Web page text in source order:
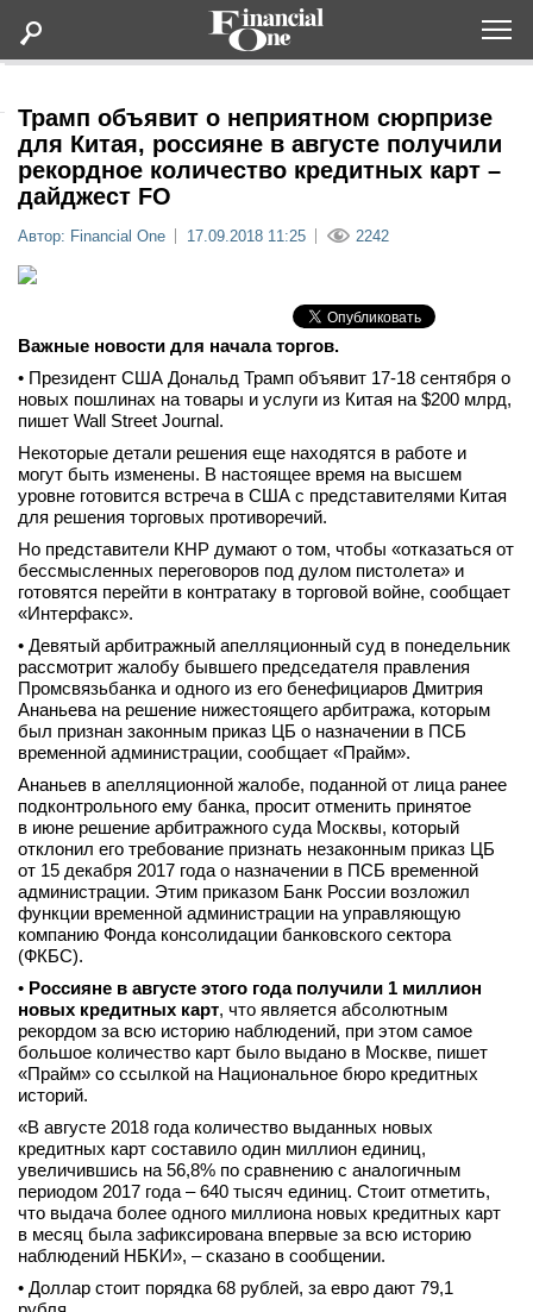
Статьи
Дайджесты
Мероприятия
Новости
Интервью
вконтакте
телеграм
Стать автором
Вход
Трамп объявит о неприятном сюрпризе
для Китая, россияне в августе получили
рекордное количество кредитных карт –
дайджест FO
Автор: Financial One 17.09.2018 11:25 2242
Важные новости для начала торгов.
• Президент США Дональд Трамп объявит 17-18 сентября о
новых пошлинах на товары и услуги из Китая на $200 млрд,
пишет Wall Street Journal.
Некоторые детали решения еще находятся в работе и
могут быть изменены. В настоящее время на высшем
уровне готовится встреча в США с представителями Китая
для решения торговых противоречий.
Но представители КНР думают о том, чтобы «отказаться от
бессмысленных переговоров под дулом пистолета» и
готовятся перейти в контратаку в торговой войне, сообщает
«Интерфакс».
• Девятый арбитражный апелляционный суд в понедельник
рассмотрит жалобу бывшего председателя правления
Промсвязьбанка и одного из его бенефициаров Дмитрия
Ананьева на решение нижестоящего арбитража, которым
был признан законным приказ ЦБ о назначении в ПСБ
временной администрации, сообщает «Прайм».
Ананьев в апелляционной жалобе, поданной от лица ранее
подконтрольного ему банка, просит отменить принятое
в июне решение арбитражного суда Москвы, который
отклонил его требование признать незаконным приказ ЦБ
от 15 декабря 2017 года о назначении в ПСБ временной
администрации. Этим приказом Банк России возложил
функции временной администрации на управляющую
компанию Фонда консолидации банковского сектора
(ФКБС).
• Россияне в августе этого года получили 1 миллион
новых кредитных карт, что является абсолютным
рекордом за всю историю наблюдений, при этом самое
большое количество карт было выдано в Москве, пишет
«Прайм» со ссылкой на Национальное бюро кредитных
историй.
«В августе 2018 года количество выданных новых
кредитных карт составило один миллион единиц,
увеличившись на 56,8% по сравнению с аналогичным
периодом 2017 года – 640 тысяч единиц. Стоит отметить,
что выдача более одного миллиона новых кредитных карт
в месяц была зафиксирована впервые за всю историю
наблюдений НБКИ», – сказано в сообщении.
• Доллар стоит порядка 68 рублей, за евро дают 79,1